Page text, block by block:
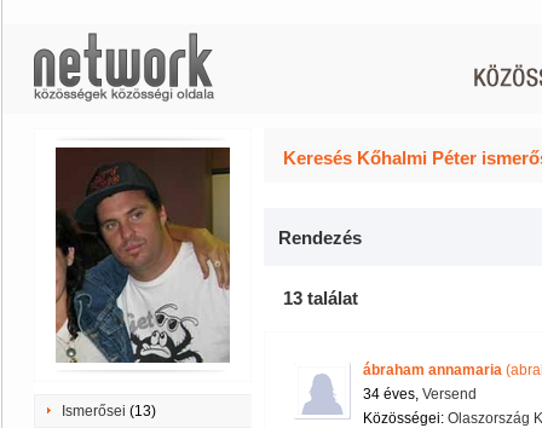
Ismerősei (13)
Keresés Kőhalmi Péter
Rendezés
13 találat
ábraham annamaria
34 éves, Versend
Közösségei: Olaszország